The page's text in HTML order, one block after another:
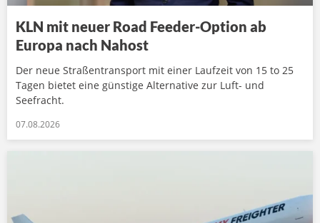
KLN mit neuer Road Feeder-Option ab
Europa nach Nahost
Der neue Straßentransport mit einer Laufzeit von 15 to 25
Tagen bietet eine günstige Alternative zur Luft- und
Seefracht.
07.08.2026